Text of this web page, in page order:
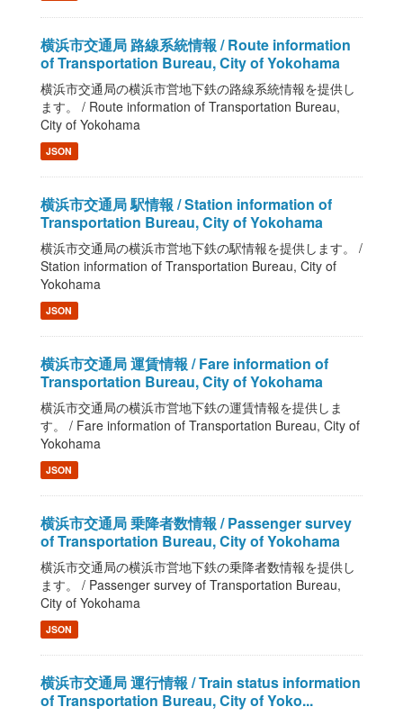
横浜市交通局 路線系統情報 / Route information
of Transportation Bureau, City of Yokohama
横浜市交通局の横浜市営地下鉄の路線系統情報を提供し
ます。 / Route information of Transportation Bureau,
City of Yokohama
JSON
横浜市交通局 駅情報 / Station information of
Transportation Bureau, City of Yokohama
横浜市交通局の横浜市営地下鉄の駅情報を提供します。 /
Station information of Transportation Bureau, City of
Yokohama
JSON
横浜市交通局 運賃情報 / Fare information of
Transportation Bureau, City of Yokohama
横浜市交通局の横浜市営地下鉄の運賃情報を提供しま
す。 / Fare information of Transportation Bureau, City of
Yokohama
JSON
横浜市交通局 乗降者数情報 / Passenger survey
of Transportation Bureau, City of Yokohama
横浜市交通局の横浜市営地下鉄の乗降者数情報を提供し
ます。 / Passenger survey of Transportation Bureau,
City of Yokohama
JSON
横浜市交通局 運行情報 / Train status information
of Transportation Bureau, City of Yoko...